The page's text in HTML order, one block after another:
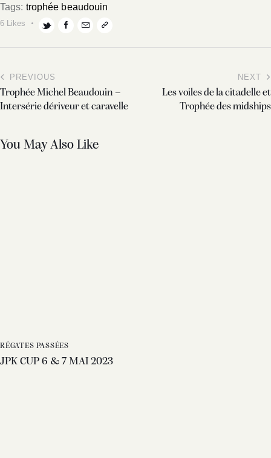
Tags: trophée beaudouin
6 Likes
PREVIOUS
Trophée Michel Beaudouin –
Intersérie dériveur et caravelle
NEXT
Les voiles de la citadelle et
Trophée des midships
You May Also Like
RÉGATES PASSÉES
JPK CUP 6 & 7 MAI 2023